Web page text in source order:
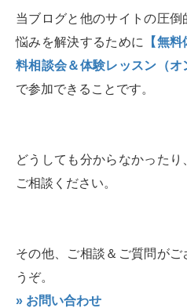
当ブログと他のサイトの圧
悩みを解決するために
【無
料相談会＆体験レッスン（オ
で参加できることです。
どうしても分からなかった
ご相談ください。
その他、ご相談＆ご質問が
うぞ。
» お問い合わせ